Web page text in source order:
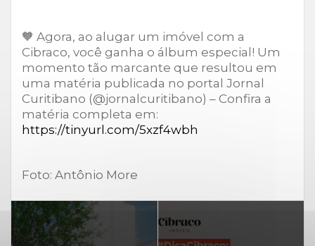
🧡 Agora, ao alugar um imóvel com a
Cibraco, você ganha o álbum especial! Um
momento tão marcante que resultou em
uma matéria publicada no portal Jornal
Curitibano (@jornalcuritibano) – Confira a
matéria completa em:
https://tinyurl.com/5xzf4wbh
Foto: Antônio More